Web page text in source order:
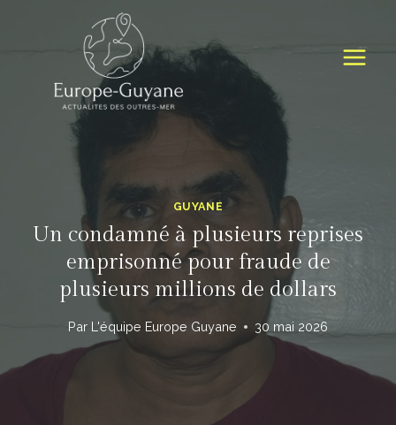
GUYANE
Un condamné à plusieurs reprises
emprisonné pour fraude de
plusieurs millions de dollars
Par L'équipe Europe Guyane 30 mai 2026